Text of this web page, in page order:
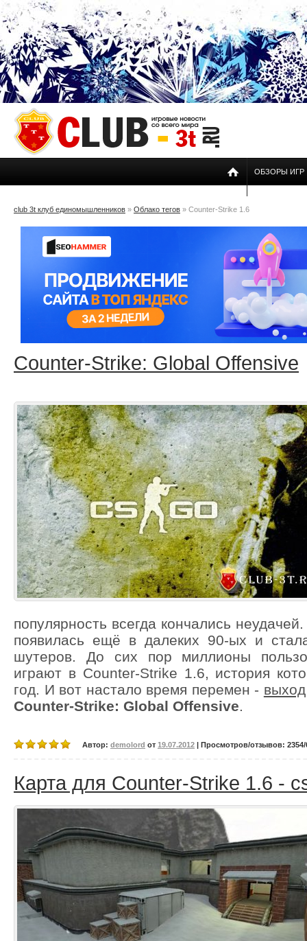
ОБЗОРЫ ИГР
club 3t клуб единомышленников » Облако тегов » Counter-Strike 1.6
Counter-Strike: Global Offensive
популярность всегда кончались
появилась ещё в далеких 90-ых и
шутеров. До сих пор миллионы
играют в Counter-Strike 1.6, история
год. И вот настало время перемен -
Counter-Strike: Global Offensive.
Автор: demolord от 19.07.2012 | Просмотров/отзывов: 2354/
Карта для Counter-Strike 1.6 -